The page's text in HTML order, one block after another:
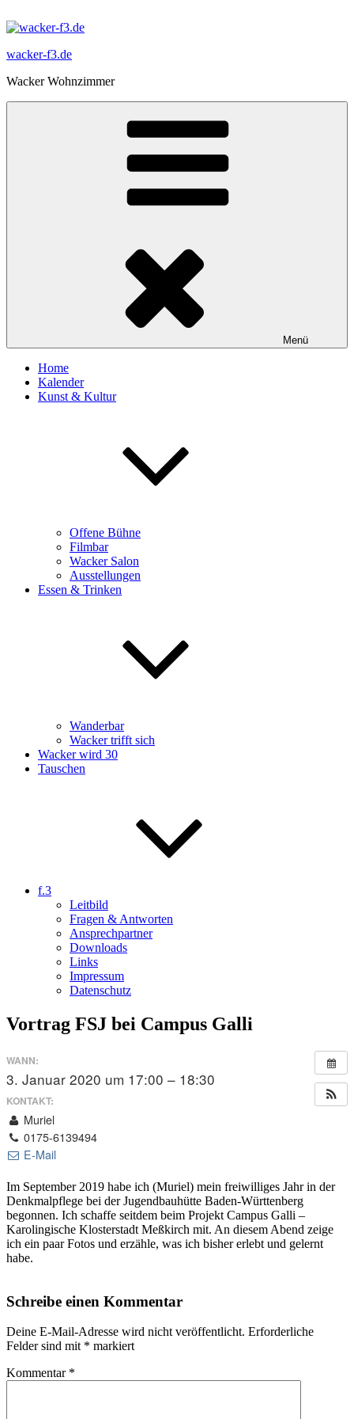
Inhalt
wacker-f3.de
Wacker Wohnzimmer
Menü
Home
Kalender
Kunst & Kultur
Offene Bühne
Filmbar
Wacker Salon
Ausstellungen
Essen & Trinken
Wanderbar
Wacker trifft sich
Wacker wird 30
Tauschen
f.3
Leitbild
Fragen & Antworten
Ansprechpartner
Downloads
Links
Impressum
Datenschutz
Vortrag FSJ bei Campus Galli
WANN:
3. Januar 2020 um 17:00 – 18:30
KONTAKT:
Muriel
0175-6139494
E-Mail
Im September 2019 habe ich (Muriel) mein freiwilliges Jahr in der
Denkmalpflege bei der Jugendbauhütte Baden-Württenberg
begonnen. Ich schaffe seitdem beim Projekt Campus Galli –
Karolingische Klosterstadt Meßkirch mit. An diesem Abend zeige
ich ein paar Fotos und erzähle, was ich bisher erlebt und gelernt
habe.
Schreibe einen Kommentar
Deine E-Mail-Adresse wird nicht veröffentlicht. Erforderliche
Felder sind mit * markiert
Kommentar *